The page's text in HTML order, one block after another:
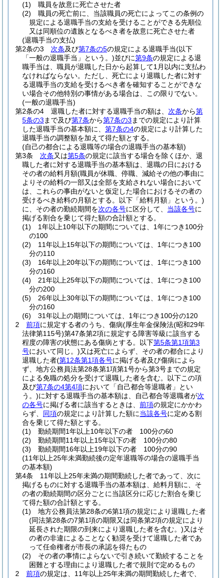
(1)
職員を故意に死亡させた者
(2)
職員の死亡前に、当該職員の死亡によってこの条例の
規定による退職手当の支給を受けることができる先順位
又は同順位の遺族となるべき者を故意に死亡させた者
(退職手当の支払)
第2条の3
次条及び第7条の5の規定による退職手当(以下
「一般の退職手当」という。)並びに第9条の規定による退
職手当は、職員が退職した日から起算して1月以内に支払わ
なければならない。 ただし、死亡により退職した者に対す
る退職手当の支給を受けるべき者を確知することができな
い場合その他特別の事情がある場合は、この限りでない。
(一般の退職手当)
第2条の4
退職した者に対する退職手当の額は、 次条から第
5条の3 まで及び第7条から第7条の3 までの規定により計算
した退職手当の基本額に、 第7条の4の規定により計算した
退職手当の調整額を加えて得た額とする。
(自己の都合による退職等の場合の退職手当の基本額)
第3条
次条又は第5条の規定に該当する場合を除くほか、退
職した者に対する退職手当の基本額は、退職の日における
その者の給料月額(職員が休職、停職、減給その他の事由に
よりその給料の一部又は全部を支給されない場合において
は、これらの事由がないと仮定した場合におけるその者の
受けるべき給料の月額とする。以下「給料月額」という。)
に、その者の勤続期間を次の各号に区分して、 当該各号に
掲げる割合を乗じて得た額の合計額とする。
(1)
1年以上10年以下の期間については、1年につき100分
の100
(2)
11年以上15年以下の期間については、1年につき100
分の110
(3)
16年以上20年以下の期間については、1年につき100
分の160
(4)
21年以上25年以下の期間については、1年につき100
分の200
(5)
26年以上30年以下の期間については、1年につき100
分の160
(6)
31年以上の期間については、1年につき100分の120
2
前項に規定する者のうち、傷病(厚生年金保険法(昭和29年
法律第115号)第47条第2項に規定する障害等級に該当する
程度の障害の状態にある傷病とする。以下第5条第1項第3
号において同じ。)又は死亡によらず、その者の都合により
退職した者(第12条第1項各号に掲げる者及び傷病によら
ず、地方公務員法第28条第1項第1号から第3号までの規定
による免職の処分を受けて退職した者を含む。以下この項
及び第7条の4第4項において「自己都合等退職者」とい
う。)に対する退職手当の基本額は、自己都合等退職者が次
の各号に掲げる者に該当するときは、 前項の規定にかかわ
らず、 同項の規定により計算した額に当該各号に定める割
合を乗じて得た額とする。
(1)
勤続期間1年以上10年以下の者 100分の60
(2)
勤続期間11年以上15年以下の者 100分の80
(3)
勤続期間16年以上19年以下の者 100分の90
(11年以上25年未満勤続後の定年退職等の場合の退職手当
の基本額)
第4条
11年以上25年未満の期間勤続した者であって、次に
掲げるものに対する退職手当の基本額は、給料月額に、そ
の者の勤続期間の区分ごとに当該区分に応じた割合を乗じ
て得た額の合計額とする。
(1)
地方公務員法第28条の6第1項の規定により退職した者
(同法第28条の7第1項の期限又は同条第2項の規定により
延長された期限の到来により退職した者を含む。)又はそ
の者の非違によることなく勧奨を受けて退職した者であ
って任命権者が市長の承認を得たもの
(2)
その者の事情によらないで引き続いて勤続することを
困難とする理由により退職した者で規則で定めるもの
2
前項の規定は、11年以上25年未満の期間勤続した者で、